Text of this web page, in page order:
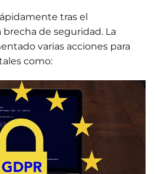
tras el
de seguridad. La
varias acciones para
como: